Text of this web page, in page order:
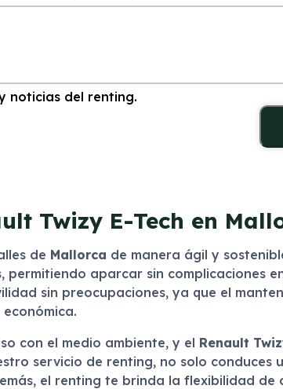
noticias del renting.
Twizy E-Tech en
de Mallorca de manera ágil y
aparcar sin complicaciones
sin preocupaciones, ya que el
con el medio ambiente, y el Renault
servicio de renting, no solo conduces
el renting te brinda la flexibilidad de